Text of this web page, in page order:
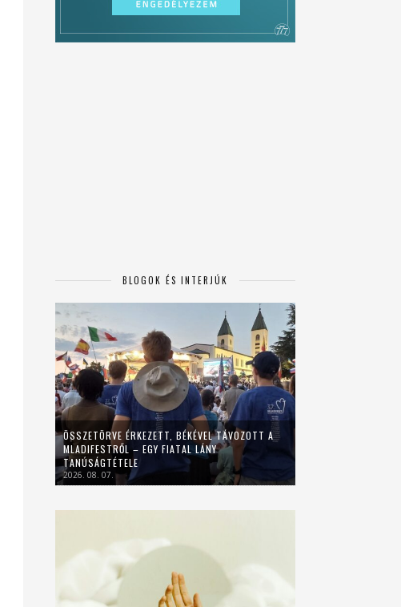
BLOGOK ÉS INTERJÚK
ÖSSZETÖRVE ÉRKEZETT, BÉKÉVEL TÁVOZOTT A
MLADIFESTRŐL – EGY FIATAL LÁNY
TANÚSÁGTÉTELE
2026. 08. 07.